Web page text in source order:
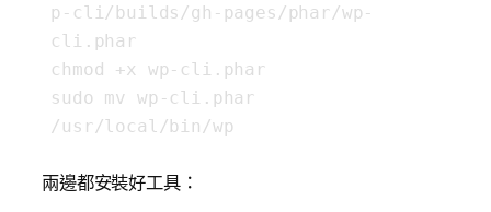
p-cli/builds/gh-pages/phar/wp-
cli.phar
chmod +x wp-cli.phar
sudo mv wp-cli.phar
/usr/local/bin/wp
兩邊都安裝好工具：